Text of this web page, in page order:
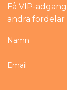
Få VIP-
andra fördelar